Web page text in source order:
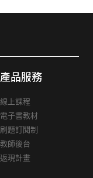
產品服務
線上課程
電子書教材
刷題訂閱制
教師後台
返現計畫